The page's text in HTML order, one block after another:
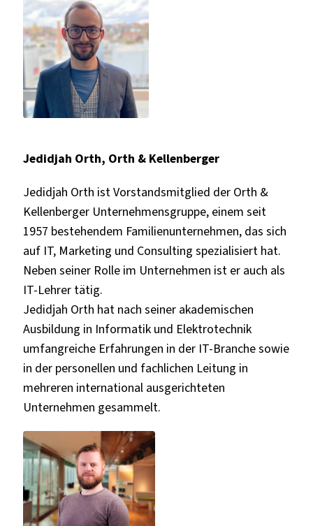
Jedidjah Orth, Orth & Kellenberger
Jedidjah Orth ist Vorstandsmitglied der Orth &
Kellenberger Unternehmensgruppe, einem seit
1957 bestehendem Familienunternehmen, das sich
auf IT, Marketing und Consulting spezialisiert hat.
Neben seiner Rolle im Unternehmen ist er auch als
IT-Lehrer tätig.
Jedidjah Orth hat nach seiner akademischen
Ausbildung in Informatik und Elektrotechnik
umfangreiche Erfahrungen in der IT-Branche sowie
in der personellen und fachlichen Leitung in
mehreren international ausgerichteten
Unternehmen gesammelt.